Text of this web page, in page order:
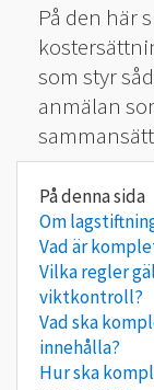
På den här
som styr
anmälan
Om
Vad är
Vilka regler
viktkontroll?
Vad ska
innehålla?
Hur ska